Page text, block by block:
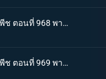
One piece วันพีช ตอนที่ 968 พากย์ไทย ราชาโจรสลัดถือกำเนิด ถึงแล้ว! เกาะสุดท้าย
One piece วันพีช ตอนที่ 969 พากย์ไทย มุ่งสู่วะโนะคุนิ! โจรสลัดโรเจอร์สลายตัว!